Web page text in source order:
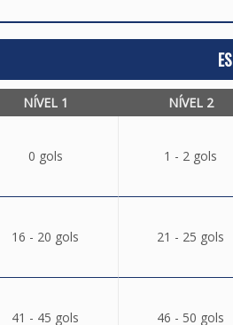
NÍVEL 1 NÍVEL 2
0 gols 1 - 2 gols
16 - 20 gols 21 - 25 gols
41 - 45 gols 46 - 50 gols